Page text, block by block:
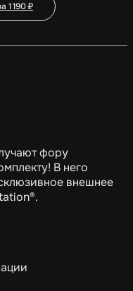
1 190₽
фору
В него
внешнее